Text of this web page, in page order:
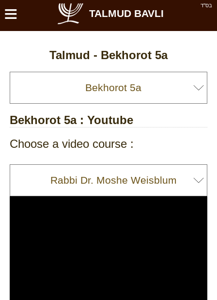
בס''ד ≡ TALMUD BAVLI
Talmud - Bekhorot 5a
Bekhorot 5a: Youtube
Choose a video course :